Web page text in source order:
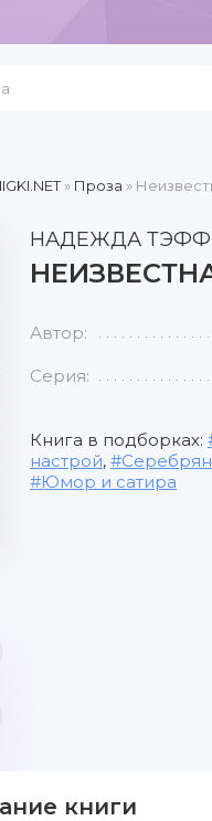
» Проза »
НАДЕЖДА
Автор:
Серия:
Книга в подборках:
настрой,
Юмор и сатира
книги